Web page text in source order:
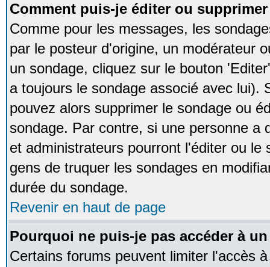
Comment puis-je éditer ou
Comme pour les messages, les
par le posteur d'origine, un modérateur
un sondage, cliquez sur le bouton
a toujours le sondage associé avec lui).
pouvez alors supprimer le sondage ou
sondage. Par contre, si une personne a
et administrateurs pourront l'éditer ou le
gens de truquer les sondages en
durée du sondage.
Revenir en haut de page
Pourquoi ne puis-je pas accéder à
Certains forums peuvent limiter l'accès